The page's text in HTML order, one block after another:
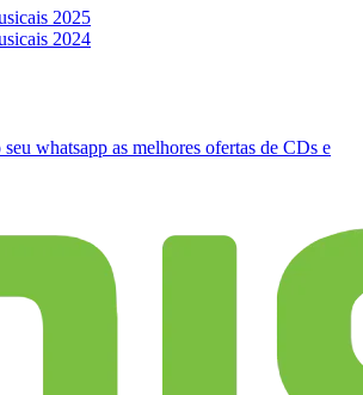
2025
2024
seu whatsapp as melhores ofertas de CDs e